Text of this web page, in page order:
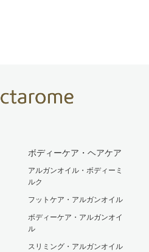
ボディーケア・ヘアケア
アルガンオイル・ボディーミ
ルク
フットケア・アルガンオイル
ボディーケア・アルガンオイ
ル
スリミング・アルガンオイル